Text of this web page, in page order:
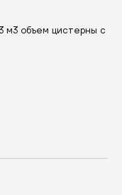
м3 объем цистерны с